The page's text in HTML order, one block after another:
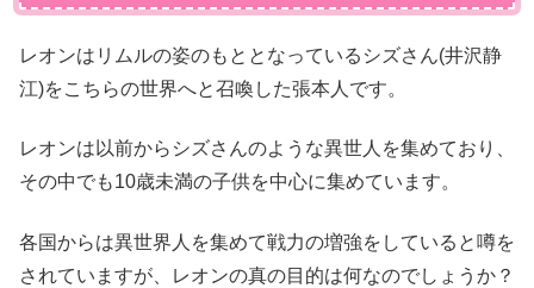
レオンはリムルの姿のもととなっているシズさん(井沢静
江)をこちらの世界へと召喚した張本人です。
レオンは以前からシズさんのような異世人を集めており、
その中でも10歳未満の子供を中心に集めています。
各国からは異世界人を集めて戦力の増強をしていると噂を
されていますが、レオンの真の目的は何なのでしょうか？